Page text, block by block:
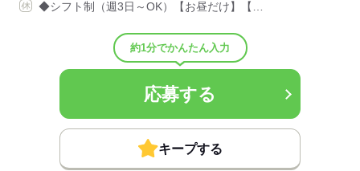
◆シフト制（週3日～OK）【お昼だけ】【…
約1分でかんたん入力
応募する
キープする